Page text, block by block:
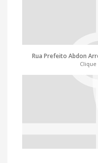
Rua Prefeito Abdon